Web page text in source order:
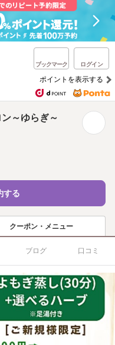
ブックマーク ログイン
ポイントを表示する
～ゆらぎ～
する
クーポン・メニュー
ブログ 口コミ